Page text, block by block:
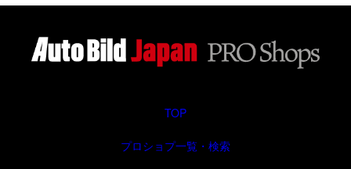
TOP
プロショプ一覧・検索